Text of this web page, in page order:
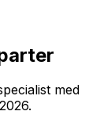
med